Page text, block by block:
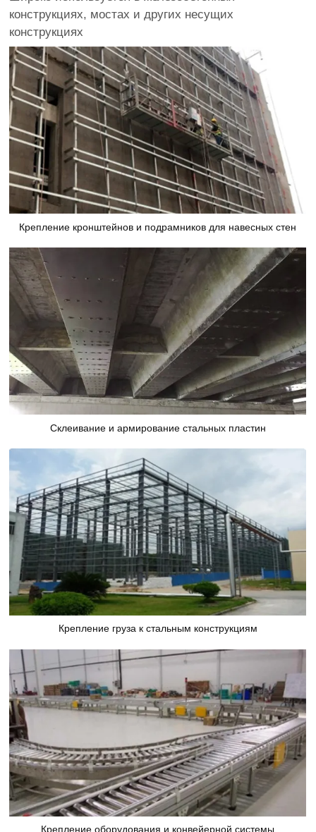
конструкциях, мостах и других несущих
конструкциях
Крепление кронштейнов и подрамников для навесных стен
Склеивание и армирование стальных пластин
Крепление груза к стальным конструкциям
Крепление оборудования и конвейерной системы